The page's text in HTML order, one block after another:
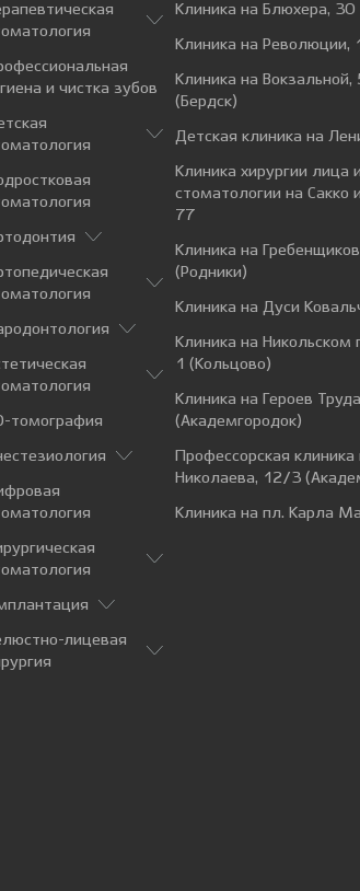
и чистка зубов
томография
лицевая
Клиника на Блюхера, 30
Клиника на Революции,
Клиника на Вокзальной,
(Бердск)
Детская клиника на
Клиника хирургии лица и
стоматологии на Сакко
77
Клиника на
(Родники)
Клиника на Дуси
Клиника на Никольском
1 (Кольцово)
Клиника на Героев
(Академгородок)
Профессорская клиника
Николаева, 12/3
Клиника на пл. Карла